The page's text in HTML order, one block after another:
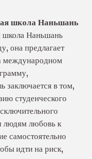
школа Наньшань
Наньшань
она предлагает
международном
заключается в том,
студенческого
людям любовь к
самостоятельно
идти на риск,